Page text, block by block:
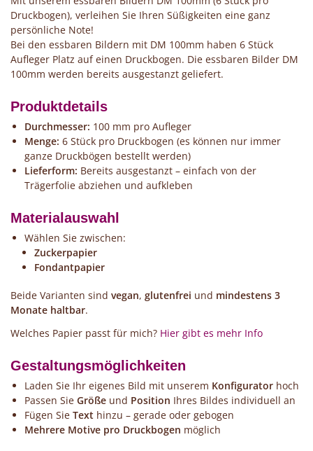
Druckbogen), verleihen Sie Ihren Süßigkeiten eine ganz
persönliche Note!
Bei den essbaren Bildern mit DM 100mm haben 6 Stück
Aufleger Platz auf einen Druckbogen. Die essbaren Bilder DM
100mm werden bereits ausgestanzt geliefert.
Produktdetails
Durchmesser: 100 mm pro Aufleger
Menge: 6 Stück pro Druckbogen (es können nur immer
ganze Druckbögen bestellt werden)
Lieferform: Bereits ausgestanzt – einfach von der
Trägerfolie abziehen und aufkleben
Materialauswahl
Wählen Sie zwischen:
Zuckerpapier
Fondantpapier
Beide Varianten sind vegan, glutenfrei und mindestens 3
Monate haltbar.
Welches Papier passt für mich? Hier gibt es mehr Info
Gestaltungsmöglichkeiten
Laden Sie Ihr eigenes Bild mit unserem Konfigurator hoch
Passen Sie Größe und Position Ihres Bildes individuell an
Fügen Sie Text hinzu – gerade oder gebogen
Mehrere Motive pro Druckbogen möglich